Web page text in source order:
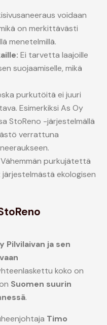
voidaan
on merkittävästi
menetelmillä.
Ei tarvetta laajoille
suojaamiselle, mikä
purkutöitä ei juuri
Esimerkiksi As Oy
StoReno -järjestelmällä
verrattuna
Vähemmän purkujätettä
ekologisen
Pilvilaivan ja sen
koko on
Suomen suurin
.
Timo